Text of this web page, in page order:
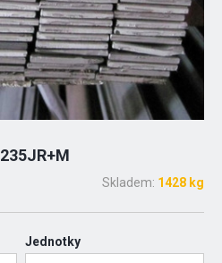
Skladem: 1428 kg
Jednotky